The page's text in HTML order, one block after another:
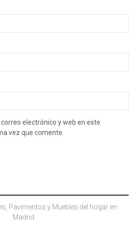
electrónico y web en este
vez que comente.
Pavimentos y Muebles del hogar en
Madrid